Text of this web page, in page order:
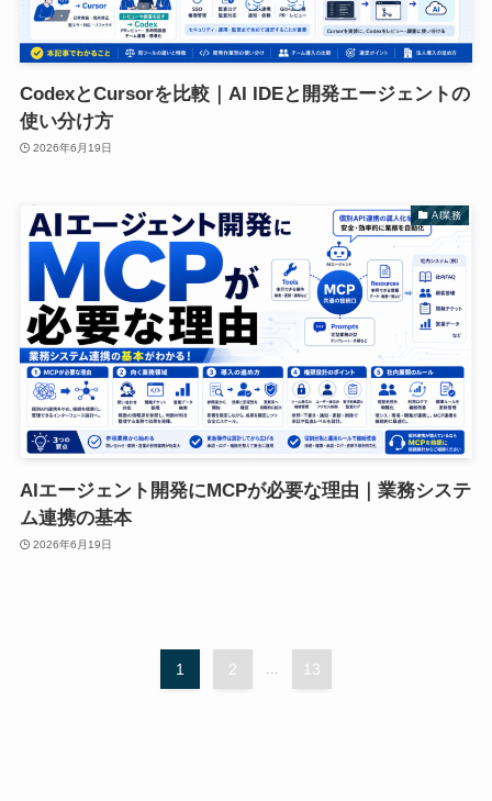
CodexとCursorを比較｜AI IDEと開発エージェントの
使い分け方
2026年6月19日
AI業務
AIエージェント開発にMCPが必要な理由｜業務システ
ム連携の基本
2026年6月19日
1 2 ... 13